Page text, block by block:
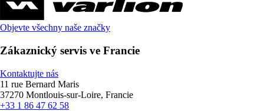
Objevte všechny naše značky
Zákaznický servis ve Francie
Kontaktujte nás
11 rue Bernard Maris
37270 Montlouis-sur-Loire, Francie
+33 1 86 47 62 58